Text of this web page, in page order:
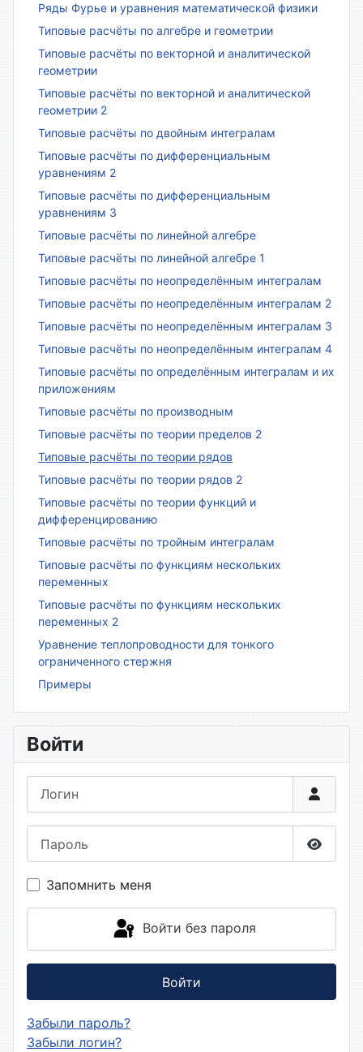
Ряды Фурье и уравнения математической физики
Типовые расчёты по алгебре и геометрии
Типовые расчёты по векторной и аналитической
геометрии
Типовые расчёты по векторной и аналитической
геометрии 2
Типовые расчёты по двойным интегралам
Типовые расчёты по дифференциальным
уравнениям 2
Типовые расчёты по дифференциальным
уравнениям 3
Типовые расчёты по линейной алгебре
Типовые расчёты по линейной алгебре 1
Типовые расчёты по неопределённым интегралам
Типовые расчёты по неопределённым интегралам 2
Типовые расчёты по неопределённым интегралам 3
Типовые расчёты по неопределённым интегралам 4
Типовые расчёты по определённым интегралам и их
приложениям
Типовые расчёты по производным
Типовые расчёты по теории пределов 2
Типовые расчёты по теории рядов
Типовые расчёты по теории рядов 2
Типовые расчёты по теории функций и
дифференцированию
Типовые расчёты по тройным интегралам
Типовые расчёты по функциям нескольких
переменных
Типовые расчёты по функциям нескольких
переменных 2
Уравнение теплопроводности для тонкого
ограниченного стержня
Примеры
Войти
Запомнить меня
Войти без пароля
Войти
Забыли пароль?
Забыли логин?